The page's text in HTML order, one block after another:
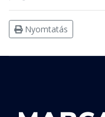
Nyomtatás